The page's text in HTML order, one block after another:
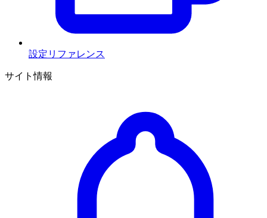
設定リファレンス
サイト情報